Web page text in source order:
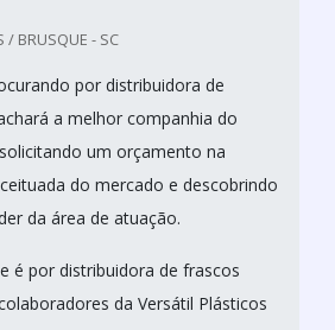
/ BRUSQUE - SC
por distribuidora de
a melhor companhia do
um orçamento na
do mercado e descobrindo
da área de atuação.
é por distribuidora de frascos
da Versátil Plásticos